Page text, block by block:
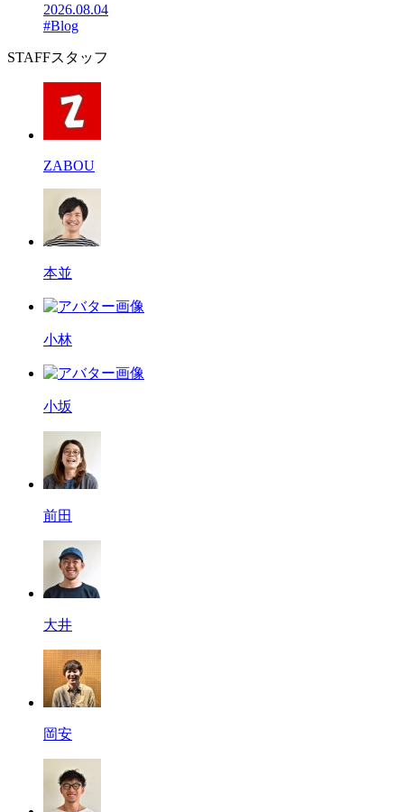
2026.08.04
#Blog
STAFFスタッフ
ZABOU
本並
小林
小坂
前田
大井
岡安